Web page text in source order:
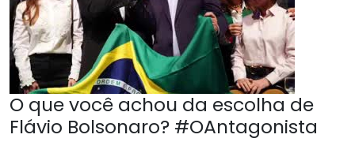
O que você achou da escolha de
Flávio Bolsonaro? #OAntagonista